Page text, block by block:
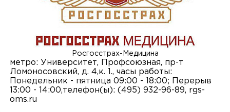
Росгосстрах-Медицина
метро: Университет, Профсоюзная, пр-т
Ломоносовский, д. 4,к. 1., часы работы:
Понедельник - пятница 09:00 - 18:00; Перерыв
13:00 - 14:00,телефон(ы): (495) 932-96-89, rgs-
oms.ru